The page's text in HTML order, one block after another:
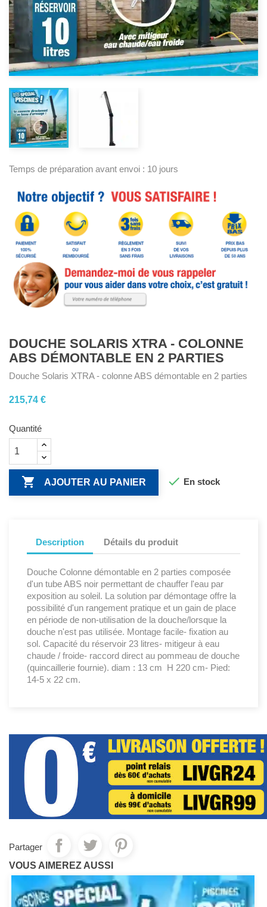
Temps de préparation avant envoi : 10 jours
DOUCHE SOLARIS XTRA - COLONNE
ABS DÉMONTABLE EN 2 PARTIES
Douche Solaris XTRA - colonne ABS démontable en 2 parties
215,74 €
Quantité
 AJOUTER AU PANIER  En stock
Description Détails du produit
Douche Colonne démontable en 2 parties composée
d'un tube ABS noir permettant de chauffer l'eau par
exposition au soleil. La solution par démontage offre la
possibilité d'un rangement pratique et un gain de place
en période de non-utilisation de la douche/lorsque la
douche n'est pas utilisée. Montage facile- fixation au
sol. Capacité du réservoir 23 litres- mitigeur à eau
chaude / froide- raccord direct au pommeau de douche
(quincaillerie fournie). diam : 13 cm  H 220 cm- Pied:
14-5 x 22 cm.
Partager
VOUS AIMEREZ AUSSI